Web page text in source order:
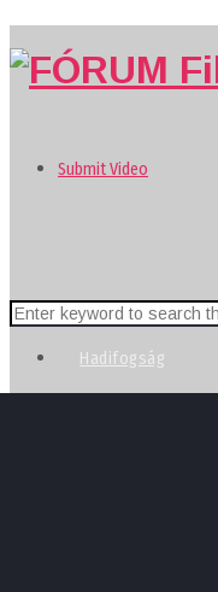
Submit Video
Search
for:
Hadifogság